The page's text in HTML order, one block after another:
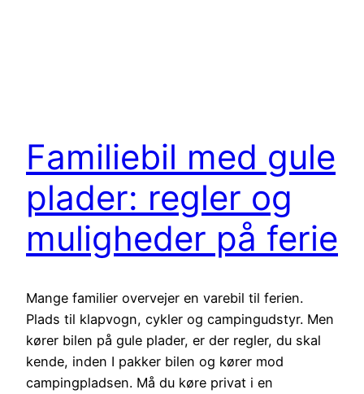
Familiebil med gule
plader: regler og
muligheder på ferie
Mange familier overvejer en varebil til ferien.
Plads til klapvogn, cykler og campingudstyr. Men
kører bilen på gule plader, er der regler, du skal
kende, inden I pakker bilen og kører mod
campingpladsen. Må du køre privat i en